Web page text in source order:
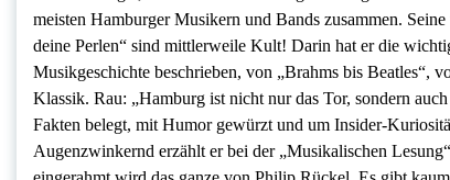
meisten Hamburger Musikern und Bands zusammen.
deine Perlen“ sind mittlerweile Kult! Darin hat er die
Musikgeschichte beschrieben, von „Brahms bis Beatles“,
Klassik. Rau: „Hamburg ist nicht nur das Tor, sondern
Fakten belegt, mit Humor gewürzt und um Insider-
Augenzwinkernd erzählt er bei der „Musikalischen